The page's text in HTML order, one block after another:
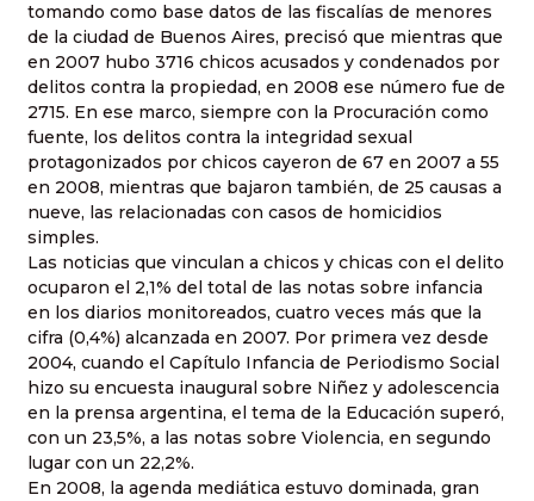
tomando como base datos de las fiscalías de menores
de la ciudad de Buenos Aires, precisó que mientras que
en 2007 hubo 3716 chicos acusados y condenados por
delitos contra la propiedad, en 2008 ese número fue de
2715. En ese marco, siempre con la Procuración como
fuente, los delitos contra la integridad sexual
protagonizados por chicos cayeron de 67 en 2007 a 55
en 2008, mientras que bajaron también, de 25 causas a
nueve, las relacionadas con casos de homicidios
simples.
Las noticias que vinculan a chicos y chicas con el delito
ocuparon el 2,1% del total de las notas sobre infancia
en los diarios monitoreados, cuatro veces más que la
cifra (0,4%) alcanzada en 2007. Por primera vez desde
2004, cuando el Capítulo Infancia de Periodismo Social
hizo su encuesta inaugural sobre Niñez y adolescencia
en la prensa argentina, el tema de la Educación superó,
con un 23,5%, a las notas sobre Violencia, en segundo
lugar con un 22,2%.
En 2008, la agenda mediática estuvo dominada, gran